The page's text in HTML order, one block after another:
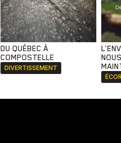
DU QUÉBEC À
COMPOSTELLE
DIVERTISSEMENT